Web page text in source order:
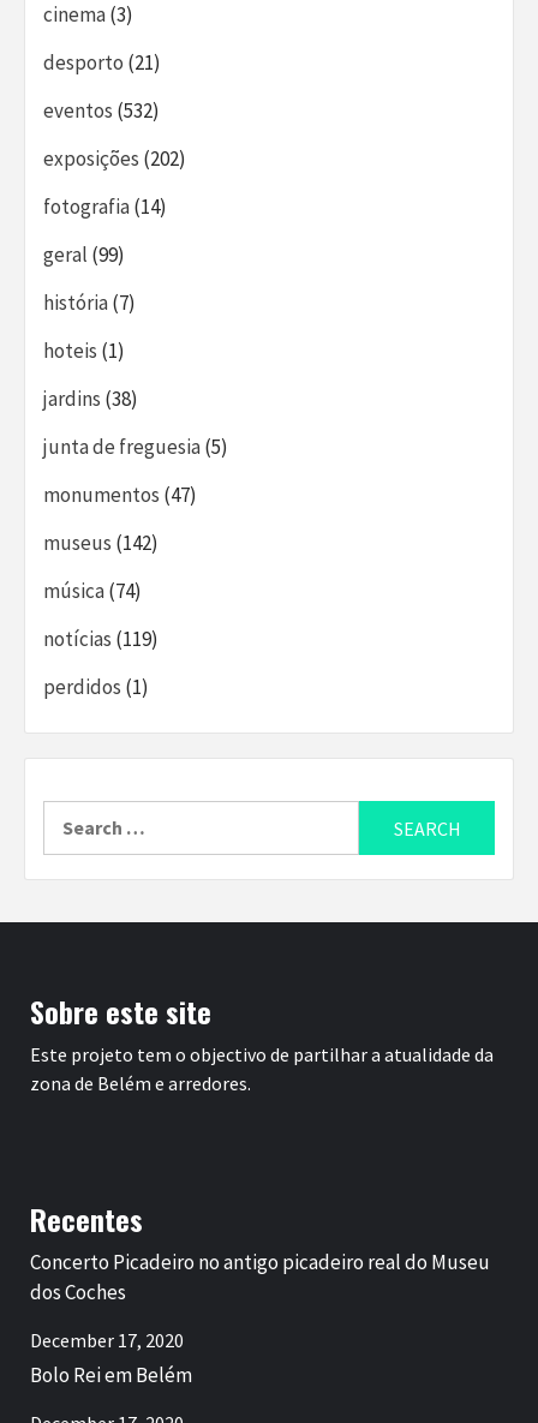
cinema(3)
desporto (21)
eventos (532)
exposições (202)
fotografia(14)
geral (99)
história(7)
hoteis (1)
jardins (38)
junta de freguesia(5)
monumentos (47)
museus (142)
música(74)
notícias (119)
perdidos (1)
Sobre este site
Este projeto tem o objectivo de partilhar a atualidade da
zona de Belém e arredores.
Recentes
Concerto Picadeiro no antigo picadeiro real do Museu
dos Coches
December 17, 2020
Bolo Rei em Belém